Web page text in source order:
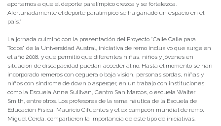
aportamos a que el deporte paralímpico crezca y se fortalezca.
Afortunadamente el deporte paralímpico se ha ganado un espacio en el
país.”
La jornada culminó con la presentación del Proyecto “Calle Calle para
Todos” de la Universidad Austral, iniciativa de remo inclusivo que surge en
el año 2008, y que permitió que diferentes niñas, niños y jóvenes en
situación de discapacidad puedan acceder al río. Hasta el momento se han
incorporado remeros con ceguera o baja visión, personas sordas, niñas y
niños con síndrome de down o asperger, en un trabajo con instituciones
como la Escuela Anne Sullivan, Centro San Marcos, o escuela Walter
Smith, entre otros. Los profesores de la rama náutica de la Escuela de
Educación Física, Mauricio Cifuentes y el ex campeón mundial de remo,
Miguel Cerda, compartieron la importancia de este tipo de iniciativas.